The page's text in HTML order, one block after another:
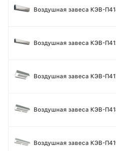
Воздушная завеса КЭВ-
Воздушная завеса КЭВ-
Воздушная завеса КЭВ-
Воздушная завеса КЭВ-
Воздушная завеса КЭВ-